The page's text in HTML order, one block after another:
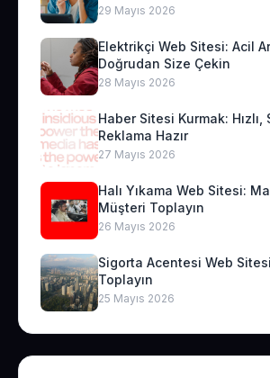
29 Mayıs 2026
Elektrikçi Web Sitesi: Acil
Doğrudan Size Çekin
28 Mayıs 2026
Haber Sitesi Kurmak: Hızlı,
Reklama Hazır
27 Mayıs 2026
Halı Yıkama Web Sitesi:
Müşteri Toplayın
26 Mayıs 2026
Sigorta Acentesi Web
Toplayın
25 Mayıs 2026